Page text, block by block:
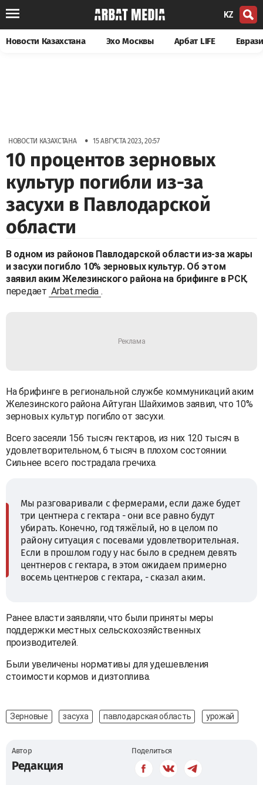
KZ
Новости Казахстана Эхо Москвы Арбат LIFE
НОВОСТИ КАЗАХСТАНА • 15 АВГУСТА 2023, 20:57
10 процентов зерновых
культур погибли из-за
засухи в Павлодарской
области
В одном из районов Павлодарской области из-за жары
и засухи погибло 10% зерновых культур. Об этом
заявил аким Железинского района на брифинге в РСК,
передает Arbat.media .
На брифинге в региональной службе коммуникаций аким
Железинского района Айтуган Шайхимов заявил, что 10%
зерновых культур погибло от засухи.
Всего засеяли 156 тысяч гектаров, из них 120 тысяч в
удовлетворительном, 6 тысяч в плохом состоянии.
Сильнее всего пострадала гречиха.
Мы разговаривали с фермерами, если даже будет
три центнера с гектара - они все равно будут
убирать. Конечно, год тяжёлый, но в целом по
району ситуация с посевами удовлетворительная.
Если в прошлом году у нас было в среднем девять
центнеров с гектара, в этом ожидаем примерно
восемь центнеров с гектара, - сказал аким.
Ранее власти заявляли, что были приняты меры
поддержки местных сельскохозяйственных
производителей.
Были увеличены нормативы для удешевления
стоимости кормов и дизтоплива.
Зерновые засуха павлодарская область урожай
Автор
Редакция
Поделиться